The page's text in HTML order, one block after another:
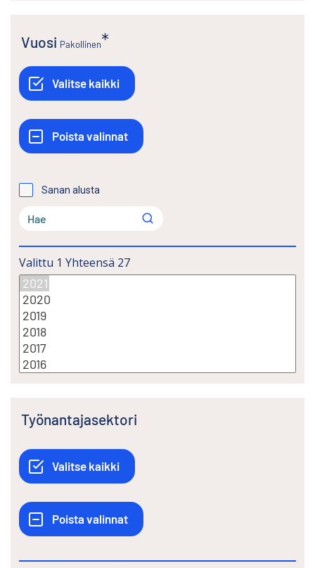
Vuosi Pakollinen
Sanan alusta
Valittu 1 Yhteensä 27
Työnantajasektori